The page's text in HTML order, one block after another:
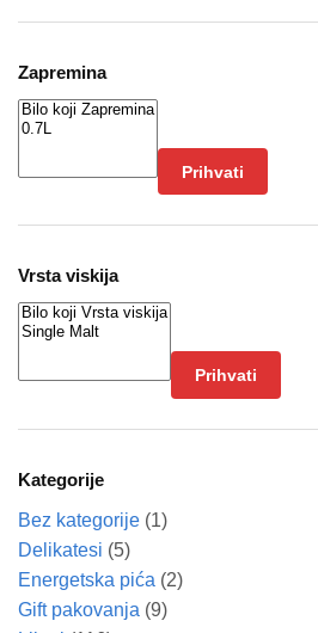
Zapremina
Prihvati
Vrsta viskija
Prihvati
Kategorije
Bez kategorije (1)
Delikatesi (5)
Energetska pića (2)
Gift pakovanja (9)